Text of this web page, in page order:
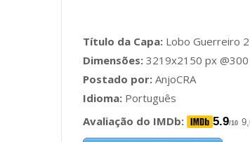
Título da Capa: Lobo Guerreiro 2
Dimensões: 3219x2150 px
Postado por: AnjoCRA
Idioma: Português
Avaliação do IMDb:
5.9/10